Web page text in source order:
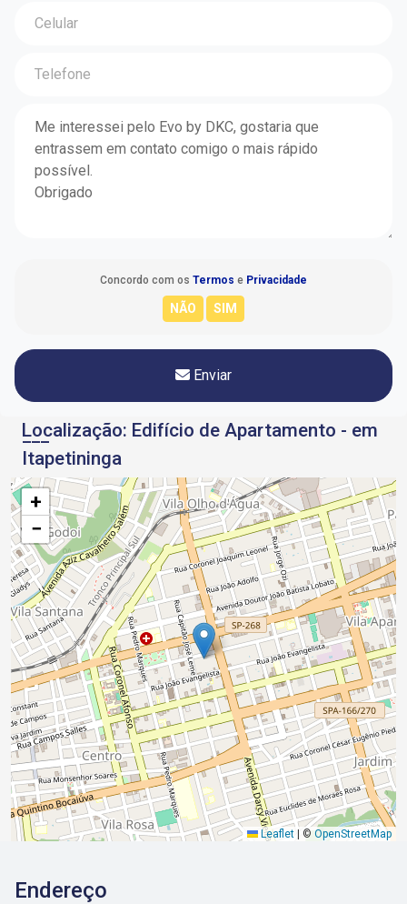
Concordo com os Termos e Privacidade
Enviar
Localização: Edifício de Apartamento - em
Itapetininga
+
−
Leaflet © OpenStreetMap
Endereço